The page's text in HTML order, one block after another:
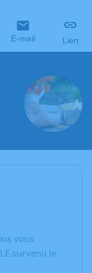
E-mail Lien
vous
survenu le